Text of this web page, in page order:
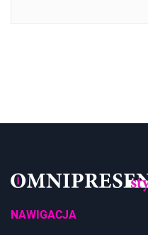
NAWIGACJA